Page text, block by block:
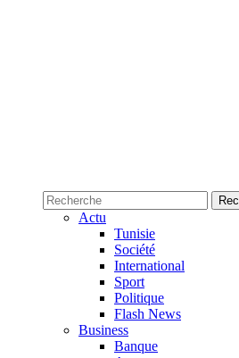
Actu
Tunisie
Société
International
Sport
Politique
Flash News
Business
Banque